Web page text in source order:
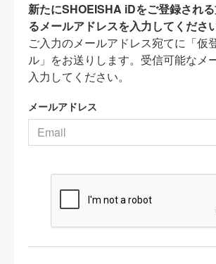
新たにSHOEISHA iDをご登録され
るメールアドレスを入力してください
ご入力のメールアドレス宛てに「仮
ル」をお送りします。受信可能なメ
入力してください。
メールアドレス